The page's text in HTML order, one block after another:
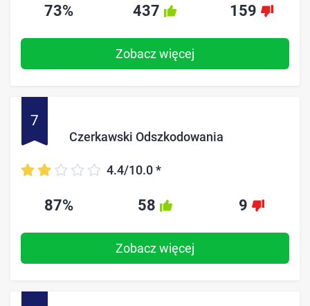
73% 437 159
Zobacz więcej
7
Czerkawski Odszkodowania
4.4/10.0*
87% 58 9
Zobacz więcej